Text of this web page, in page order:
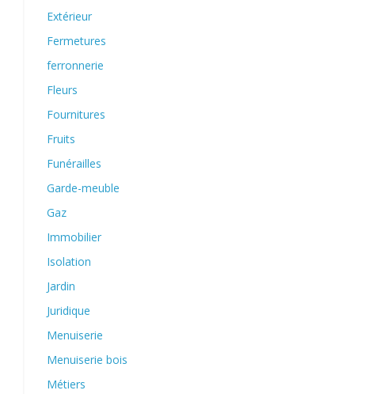
Extérieur
Fermetures
ferronnerie
Fleurs
Fournitures
Fruits
Funérailles
Garde-meuble
Gaz
Immobilier
Isolation
Jardin
Juridique
Menuiserie
Menuiserie bois
Métiers